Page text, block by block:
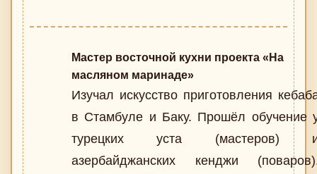
Мастер восточной кухни проекта «На
масляном маринаде»
Изучал искусство приготовления
в Стамбуле и Баку. Прошёл обучение
турецких уста (мастеров)
азербайджанских кенджи